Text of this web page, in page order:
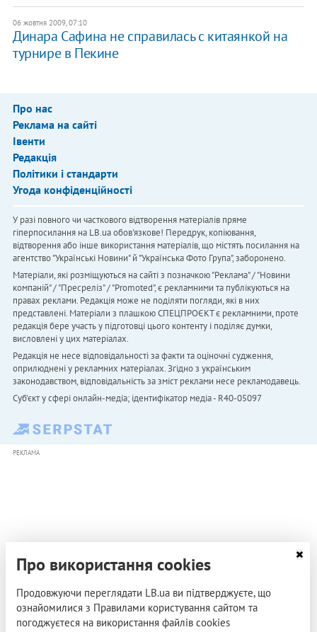
06 жовтня 2009, 07:10
Динара Сафина не справилась с китаянкой на
турнире в Пекине
Про нас
Реклама на сайті
Івенти
Редакція
Політики і стандарти
Угода конфіденційності
У разі повного чи часткового відтворення матеріалів пряме
гіперпосилання на LB.ua обов'язкове! Передрук, копіювання,
відтворення або інше використання матеріалів, що містять посилання на
агентство "Українськi Новини" й "Українська Фото Група", заборонено.
Матеріали, які розміщуються на сайті з позначкою "Реклама" / "Новини
компаній" / "Пресреліз" / "Promoted", є рекламними та публікуються на
правах реклами. Редакція може не поділяти погляди, які в них
представлені. Матеріали з плашкою СПЕЦПРОЄКТ є рекламними, проте
редакція бере участь у підготовці цього контенту і поділяє думки,
висловлені у цих матеріалах.
Редакція не несе відповідальності за факти та оціночні судження,
оприлюднені у рекламних матеріалах. Згідно з українським
законодавством, відповідальність за зміст реклами несе рекламодавець.
Cуб'єкт у сфері онлайн-медіа; ідентифікатор медіа - R40-05097
РЕКЛАМА
Про використання cookies
Продовжуючи переглядати LB.ua ви підтверджуєте, що
ознайомилися з Правилами користування сайтом та
погоджуєтеся на використання файлів cookies